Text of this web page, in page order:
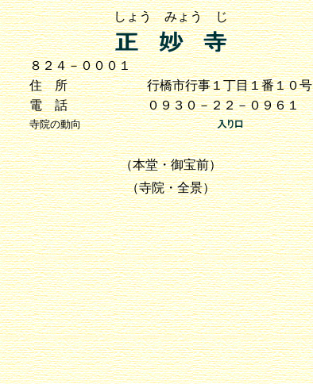
しょう みょう じ
８２４－０００１
住 所
行橋市行事１丁目１番１０号
電 話
０９３０－２２－０９６１
寺院の動向
（本堂・御宝前）
（寺院・全景）